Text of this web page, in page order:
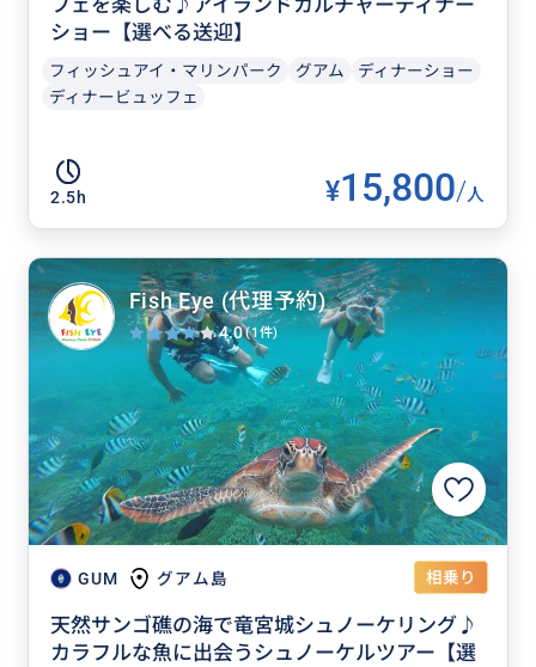
ショー【選べる送迎】
フィッシュアイ・マリンパーク グアム
ディナーショー
ディナービュッフェ
2.5h ¥15,800/人
GUM グアム島 相乗り
天然サンゴ礁の海で竜宮城シュノーケリング♪
カラフルな魚に出会うシュノーケルツアー【選
Fish Eye (代理予約)
4.0(1件)